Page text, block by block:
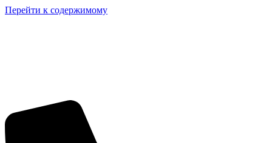
Перейти к содержимому